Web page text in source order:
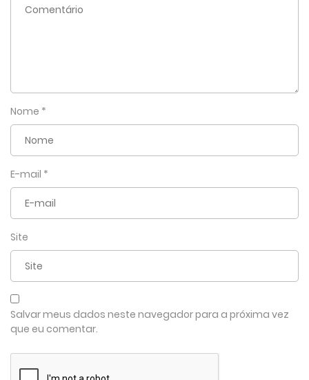
Nome *
E-mail *
Site
Salvar meus dados neste navegador para a próxima vez
que eu comentar.